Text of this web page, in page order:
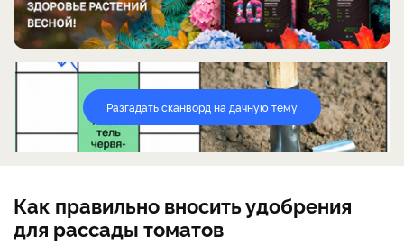
Разгадать сканворд на дачную тему
Как правильно вносить удобрения
для рассады томатов